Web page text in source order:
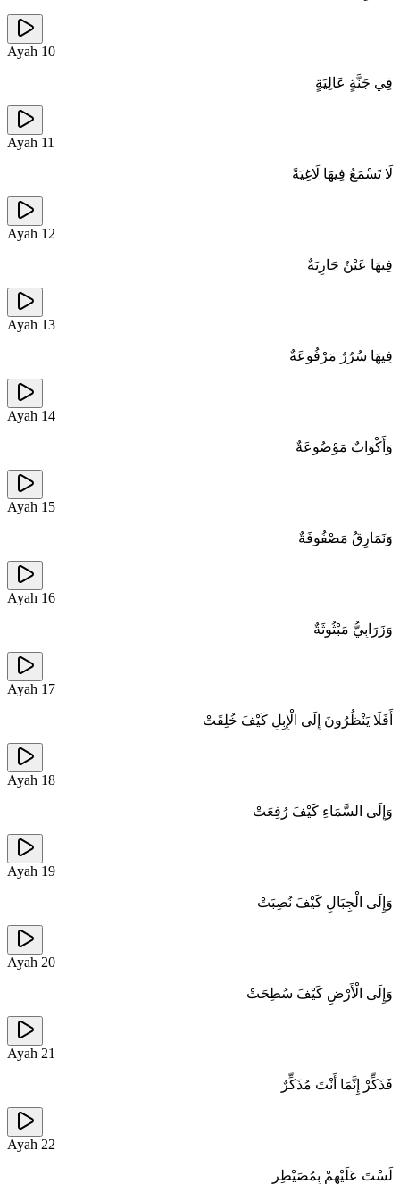
Ayah 10
فِي جَنَّةٍ عَالِيَةٍ
Ayah 11
لَا تَسْمَعُ فِيهَا لَاغِيَةً
Ayah 12
فِيهَا عَيْنٌ جَارِيَةٌ
Ayah 13
فِيهَا سُرُرٌ مَرْفُوعَةٌ
Ayah 14
وَأَكْوَابٌ مَوْضُوعَةٌ
Ayah 15
وَنَمَارِقُ مَصْفُوفَةٌ
Ayah 16
وَزَرَابِيُّ مَبْثُوثَةٌ
Ayah 17
أَفَلَا يَنْظُرُونَ إِلَى الْإِبِلِ كَيْفَ خُلِقَتْ
Ayah 18
وَإِلَى السَّمَاءِ كَيْفَ رُفِعَتْ
Ayah 19
وَإِلَى الْجِبَالِ كَيْفَ نُصِبَتْ
Ayah 20
وَإِلَى الْأَرْضِ كَيْفَ سُطِحَتْ
Ayah 21
فَذَكِّرْ إِنَّمَا أَنْتَ مُذَكِّرٌ
Ayah 22
لَسْتَ عَلَيْهِمْ بِمُصَيْطِرٍ